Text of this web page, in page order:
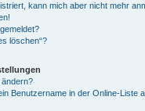
kann mich aber nicht mehr
löschen“?
ändern?
Benutzername in der Online-Liste